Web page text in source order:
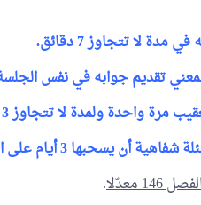
لا تتجاوز 7 دقائق.
تقديم جوابه في نفس الجلسة
واحدة ولمدة لا تتجاوز 3 دقائق.
على الأقل قبل موعد الجلسة العامة.
معدّلا
.